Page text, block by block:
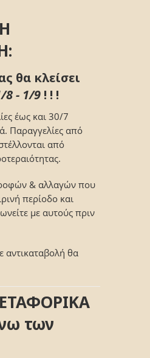
θα κλείσει
8 - 1/9 ! ! !
έως και 30/7
Παραγγελίες από
από
& αλλαγών που
περίοδο και
με αυτούς πριν
θα
των